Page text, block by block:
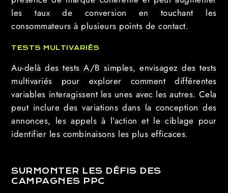
les taux de conversion en touchant les
consommateurs à plusieurs points de contact.
TESTS MULTIVARIÉS
Au-delà des tests A/B simples, envisagez des tests
multivariés pour explorer comment différentes
variables interagissent les unes avec les autres. Cela
peut inclure des variations dans la conception des
annonces, les appels à l’action et le ciblage pour
identifier les combinaisons les plus efficaces.
SURMONTER LES DÉFIS DES
CAMPAGNES PPC